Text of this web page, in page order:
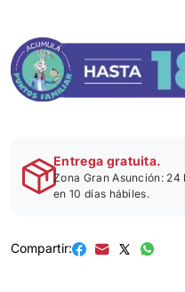
Entrega gratuita.
Zona Gran Asunción: 24
en 10 días hábiles.
Compartir: